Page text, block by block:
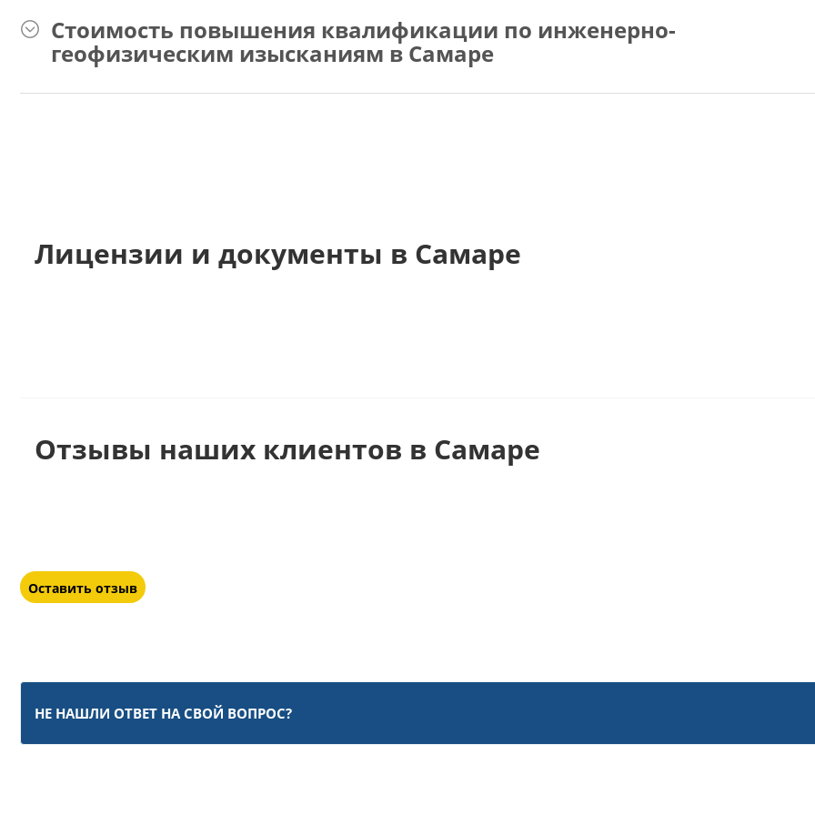
Стоимость повышения квалификации по инженерно-
геофизическим изысканиям в Самаре
Лицензии и документы в Самаре
Отзывы наших клиентов в Самаре
Оставить отзыв
НЕ НАШЛИ ОТВЕТ НА СВОЙ ВОПРОС?